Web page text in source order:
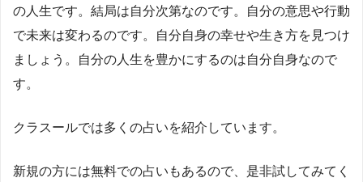
の人生です。結局は自分次第なのです。自分の意思や行動
で未来は変わるのです。自分自身の幸せや生き方を見つけ
ましょう。自分の人生を豊かにするのは自分自身なので
す。
クラスールでは多くの占いを紹介しています。
新規の方には無料での占いもあるので、是非試してみてく